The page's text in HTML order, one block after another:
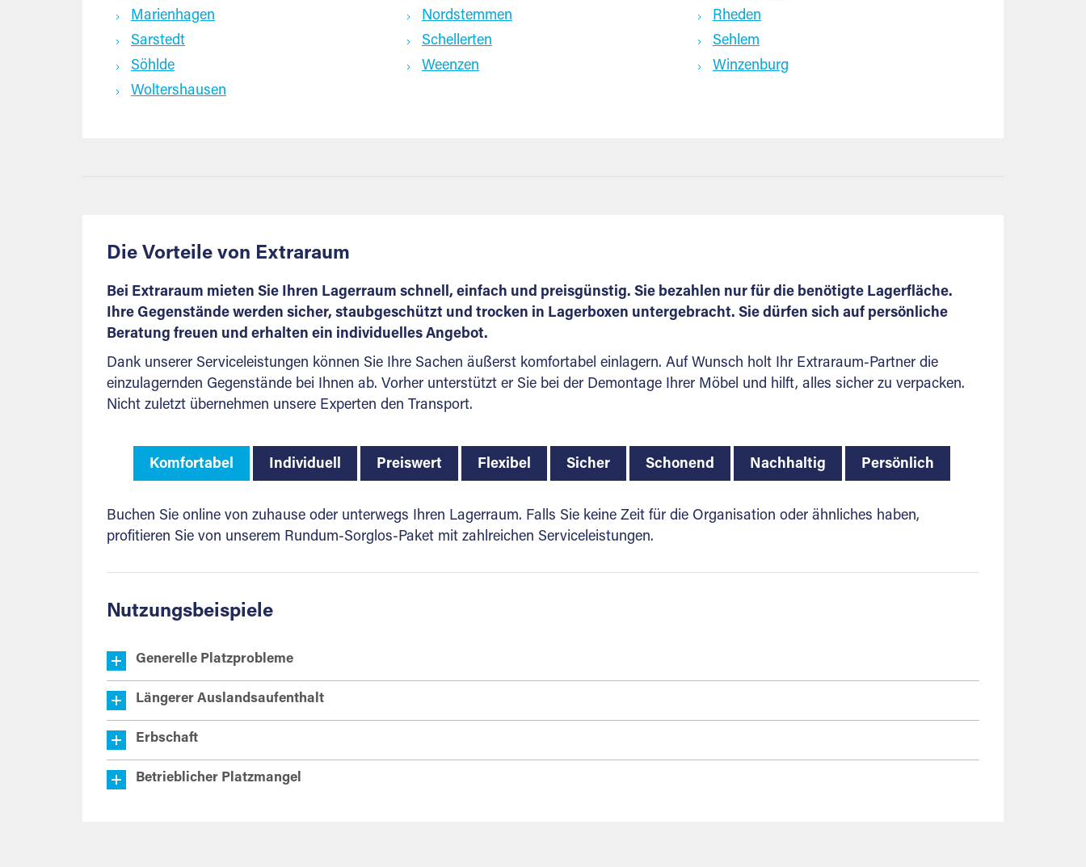
Marienhagen
Nordstemmen
Rheden
Sarstedt
Schellerten
Sehlem
Söhlde
Weenzen
Winzenburg
Woltershausen
Die Vorteile von Extraraum
Bei Extraraum mieten Sie Ihren Lagerraum schnell, einfach und preisgünstig. Sie bezahlen nur für die benötigte Lagerfläche.
Ihre Gegenstände werden sicher, staubgeschützt und trocken in Lagerboxen untergebracht. Sie dürfen sich auf persönliche
Beratung freuen und erhalten ein individuelles Angebot.
Dank unserer Serviceleistungen können Sie Ihre Sachen äußerst komfortabel einlagern. Auf Wunsch holt Ihr Extraraum-Partner die
einzulagernden Gegenstände bei Ihnen ab. Vorher unterstützt er Sie bei der Demontage Ihrer Möbel und hilft, alles sicher zu verpacken.
Nicht zuletzt übernehmen unsere Experten den Transport.
Komfortabel Individuell Preiswert Flexibel Sicher Schonend Nachhaltig Persönlich
Buchen Sie online von zuhause oder unterwegs Ihren Lagerraum. Falls Sie keine Zeit für die Organisation oder ähnliches haben,
profitieren Sie von unserem Rundum-Sorglos-Paket mit zahlreichen Serviceleistungen.
Nutzungsbeispiele
Generelle Platzprobleme
Längerer Auslandsaufenthalt
Erbschaft
Betrieblicher Platzmangel